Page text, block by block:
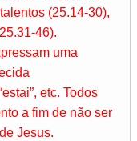
(25.14-30),
46).
uma
etc. Todos
a fim de não ser
Jesus.